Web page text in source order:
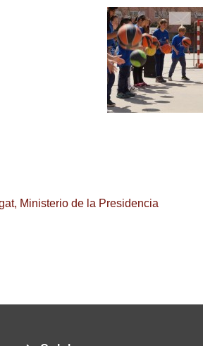
, Ministerio de la Presidencia